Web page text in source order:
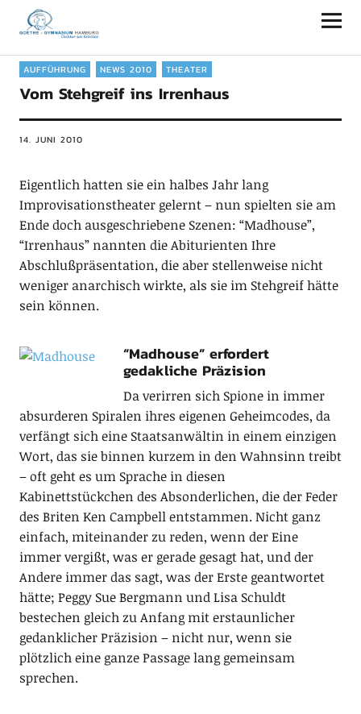
Goethe-Gymnasium Hamburg
AUFFÜHRUNG NEWS 2010 THEATER
Vom Stehgreif ins Irrenhaus
14. JUNI 2010
Eigentlich hatten sie ein halbes Jahr lang
Improvisationstheater gelernt – nun spielten sie am
Ende doch ausgeschriebene Szenen: “Madhouse”,
“Irrenhaus” nannten die Abiturienten Ihre
Abschlußpräsentation, die aber stellenweise nicht
weniger anarchisch wirkte, als sie im Stehgreif hätte
sein können.
“Madhouse” erfordert
gedakliche Präzision
Da verirren sich Spione in immer
absurderen Spiralen ihres eigenen Geheimcodes, da
verfängt sich eine Staatsanwältin in einem einzigen
Wort, das sie binnen kurzem in den Wahnsinn treibt
– oft geht es um Sprache in diesen
Kabinettstückchen des Absonderlichen, die der Feder
des Briten Ken Campbell entstammen. Nicht ganz
einfach, miteinander zu reden, wenn der Eine
immer vergißt, was er gerade gesagt hat, und der
Andere immer das sagt, was der Erste geantwortet
hätte; Peggy Sue Bergmann und Lisa Schuldt
bestechen gleich zu Anfang mit erstaunlicher
gedanklicher Präzision – nicht nur, wenn sie
plötzlich eine ganze Passage lang gemeinsam
sprechen.